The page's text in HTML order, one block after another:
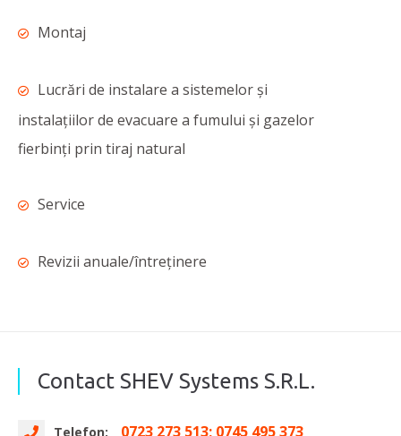
Montaj
Lucrări de instalare a sistemelor și
instalațiilor de evacuare a fumului și gazelor
fierbinți prin tiraj natural
Service
Revizii anuale/întreținere
Contact SHEV Systems S.R.L.
Telefon: 0723 273 513; 0745 495 373